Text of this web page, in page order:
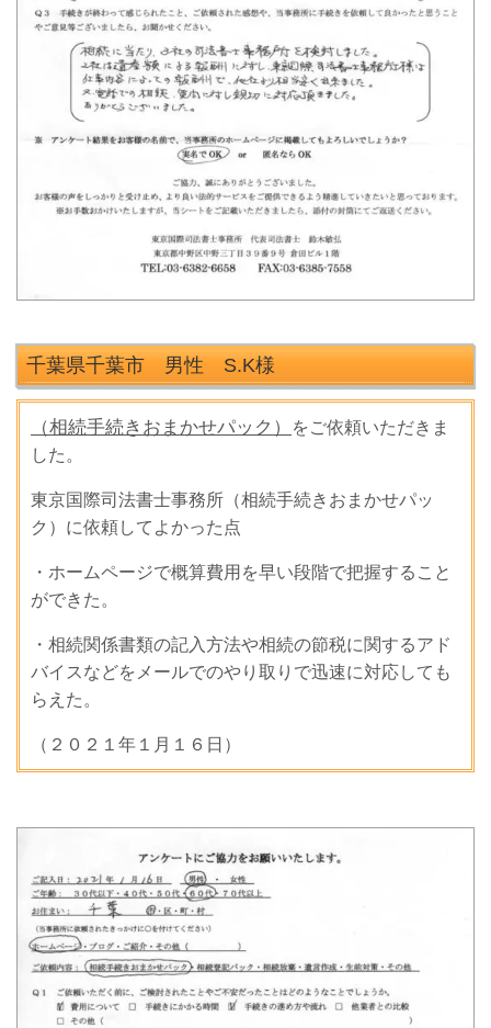
千葉県千葉市 男性 S.K様
（相続手続きおまかせパック）
をご依頼いただきま
した。
東京国際司法書士事務所（相続手続きおまかせパッ
ク）に依頼してよかった点
・ホームページで概算費用を早い段階で把握すること
ができた。
・相続関係書類の記入方法や相続の節税に関するアド
バイスなどをメールでのやり取りで迅速に対応しても
らえた。
（２０２１年１月１６日）